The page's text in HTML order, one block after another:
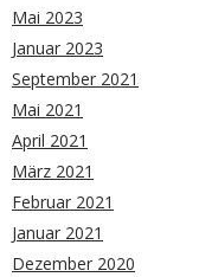
Mai 2023
Januar 2023
September 2021
Mai 2021
April 2021
März 2021
Februar 2021
Januar 2021
Dezember 2020